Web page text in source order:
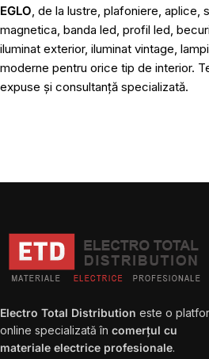
EGLO, de la lustre, plafoniere, aplice,
magnetica, banda led, profil led,
iluminat exterior, iluminat vintage,
moderne pentru orice tip de interior.
expuse și consultanță specializată.
Electro Total Distribution este o
online specializată în comerțul cu
materiale electrice profesionale.